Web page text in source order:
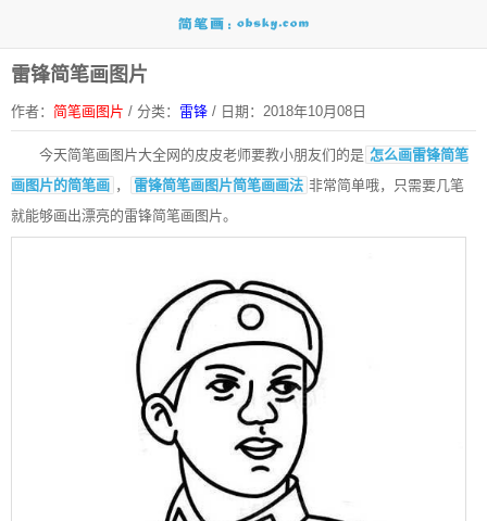
雷锋简笔画图片
作者： 简笔画图片 / 分类： 雷锋 / 日期：2018年10月08日
今天简笔画图片大全网的皮皮老师要教小朋友们的是 怎么画雷锋简笔
画图片的简笔画 ， 雷锋简笔画图片简笔画画法 非常简单哦，只需要几笔
就能够画出漂亮的雷锋简笔画图片。